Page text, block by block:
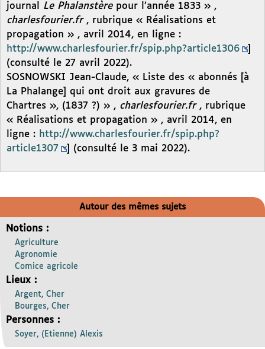
journal Le Phalanstèrepour l’année 1833 » ,
charlesfourier.fr, rubrique « Réalisations et
propagation » , avril 2014, en ligne :
http://www.charlesfourier.fr/spip.php?article1306
(consulté le 27 avril 2022).
SOSNOWSKI Jean-Claude, « Liste des « abonnés [à
La Phalange] qui ont droit aux gravures de
Chartres », (1837 ?) » , charlesfourier.fr, rubrique
« Réalisations et propagation » , avril 2014, en
ligne : http://www.charlesfourier.fr/spip.php?
article1307
] (consulté le 3 mai 2022).
Autour des mêmes sujets
Notions :
Agriculture
Agronomie
Comice agricole
Lieux :
Argent, Cher
Bourges, Cher
Personnes :
Soyer, (Etienne) Alexis